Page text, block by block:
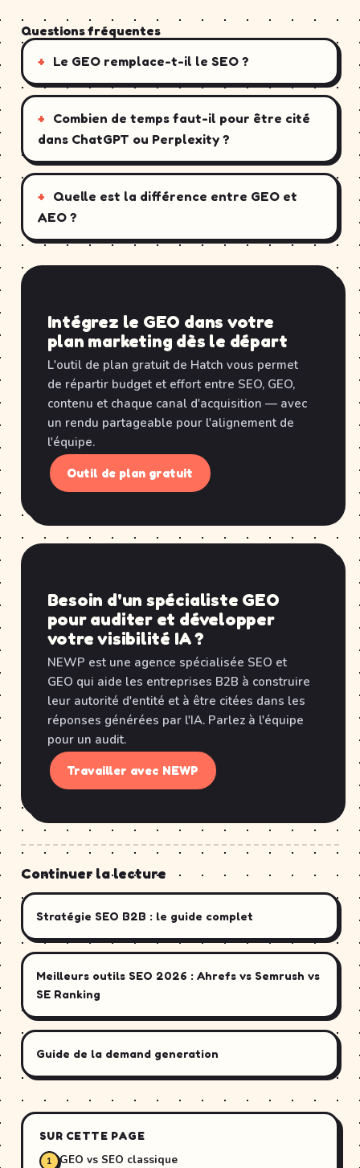
Questions fréquentes
Le GEO remplace-t-il le SEO ?
Combien de temps faut-il pour être cité
dans ChatGPT ou Perplexity ?
Quelle est la différence entre GEO et
AEO ?
Intégrez le GEO dans votre
plan marketing dès le départ
L'outil de plan gratuit de Hatch vous permet
de répartir budget et effort entre SEO, GEO,
contenu et chaque canal d'acquisition — avec
un rendu partageable pour l'alignement de
l'équipe.
Outil de plan gratuit
Besoin d'un spécialiste GEO
pour auditer et développer
votre visibilité IA ?
NEWP est une agence spécialisée SEO et
GEO qui aide les entreprises B2B à construire
leur autorité d'entité et à être citées dans les
réponses générées par l'IA. Parlez à l'équipe
pour un audit.
Travailler avec NEWP
Continuer la lecture
Stratégie SEO B2B : le guide complet
Meilleurs outils SEO 2026 : Ahrefs vs Semrush vs
SE Ranking
Guide de la demand generation
SUR CETTE PAGE
GEO vs SEO classique